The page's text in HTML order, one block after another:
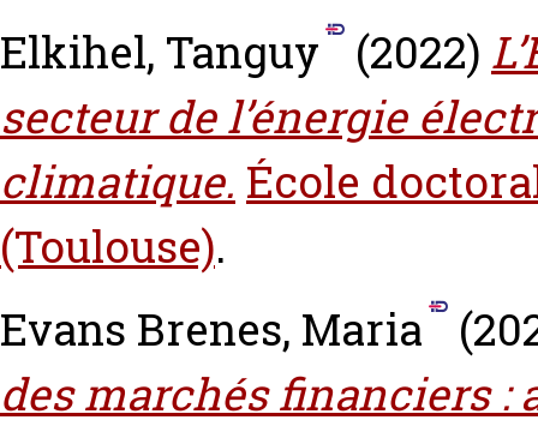
Elkihel, Tanguy
(2022)
secteur de l’énergie
climatique. École
(Toulouse).
Evans Brenes, Maria
des marchés financiers :